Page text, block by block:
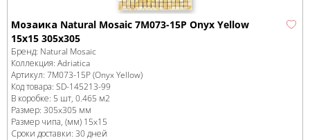
Мозаика Natural Mosaic 7M073-15P Onyx Yellow
15x15 305х305
Бренд: Natural Mosaic
Коллекция: Adriatica
Артикул: 7M073-15P (Onyx Yellow)
Код товара: SD-145213-99
В коробке: 5 шт, 0.465 м2
Размер: 305x305 мм
Размер чипа, (мм) 15x15
Сроки доставки: 30 дней